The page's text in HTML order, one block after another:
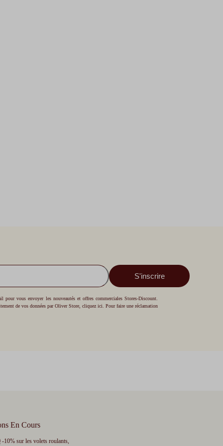
S'inscrire
vous envoyer les nouveautés et offres commerciales Stores-Discount.
de vos données par Oliver Store,cliquez ici
. Pour faire une réclamation
En Cours
-10% sur les volets roulants,